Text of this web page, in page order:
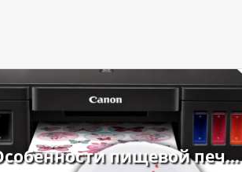
пищевой печ...